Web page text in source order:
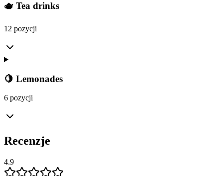
🫖 Tea drinks
12 pozycji
🍋 Lemonades
6 pozycji
Recenzje
4.9